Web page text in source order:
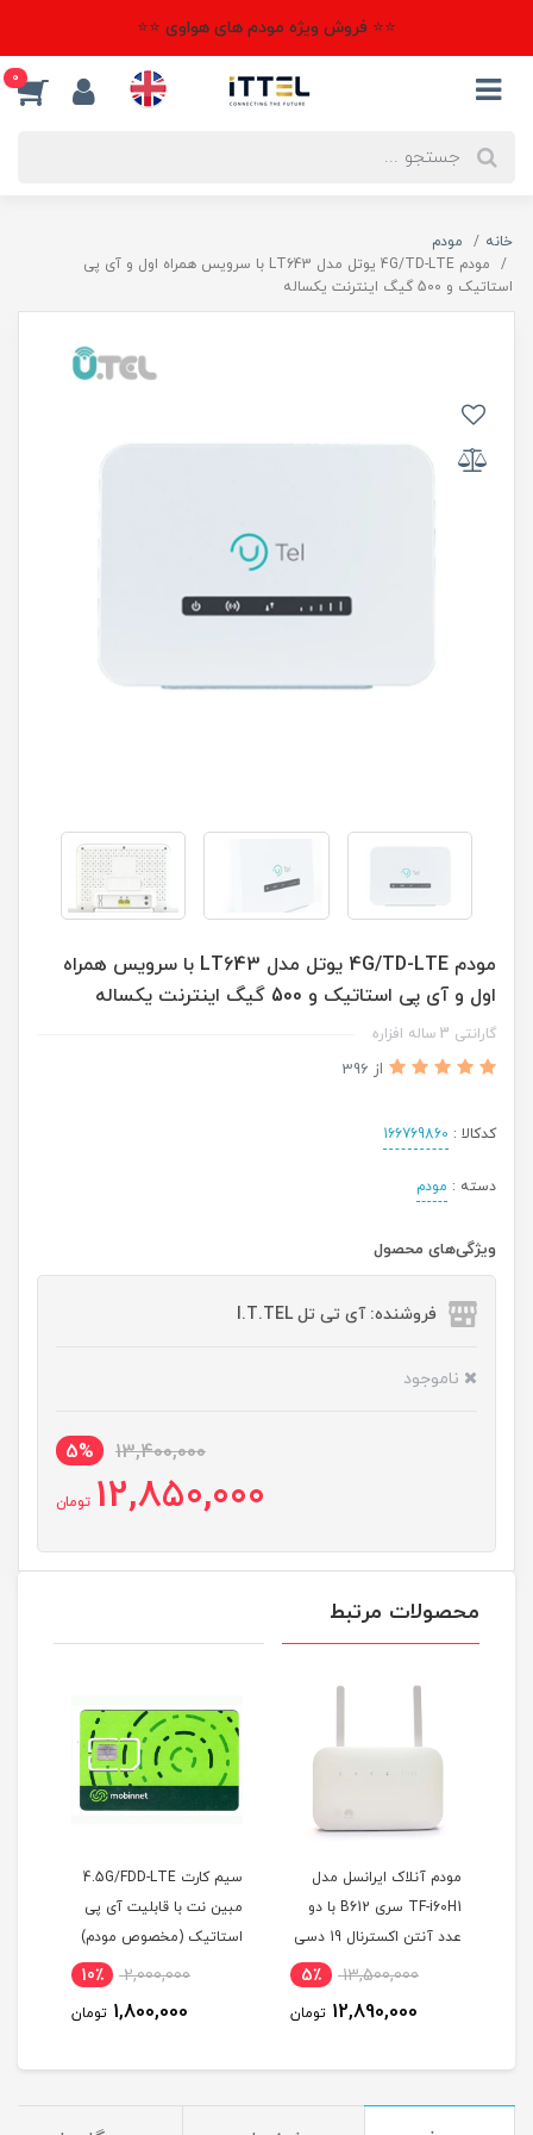
⭐⭐ فروش ویژه مودم های هواوی ⭐⭐
0
خانه
مودم
مودم 4G/TD-LTE یوتل مدل LT643 با سرویس همراه اول و آی پی
استاتیک و 500 گیگ اینترنت یکساله
مودم 4G/TD-LTE یوتل مدل LT643 با سرویس همراه
اول و آی پی استاتیک و 500 گیگ اینترنت یکساله
گارانتی 3 ساله افزاره
از 396
کدکالا : 166769860
دسته : مودم
ویژگی‌های محصول
فروشنده: آی تی تل I.T.TEL
ناموجود
13,400,000
5%
12,850,000 تومان
محصولات مرتبط
مودم آنلاک ایرانسل مدل
TF-i60H1 سری B612 با دو
عدد آنتن اکسترنال 19 دسی
13,500,000 5٪
12,890,000 تومان
سیم کارت 4.5G/FDD-LTE
مبین نت با قابلیت آی پی
استاتیک (مخصوص مودم)
2,000,000 10٪
1,800,000 تومان